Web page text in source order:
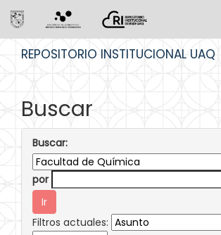
REPOSITORIO INSTITUCIONAL UAQ
Buscar
Buscar:
por
Filtros actuales: